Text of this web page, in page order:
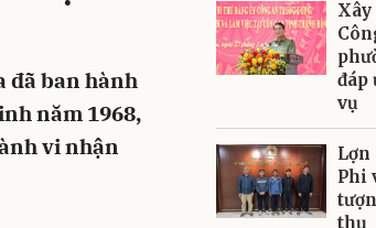
đã ban hành
năm 1968,
vi nhận
đáp
vụ
Lợn
Phi
thụ
Hủy Gửi